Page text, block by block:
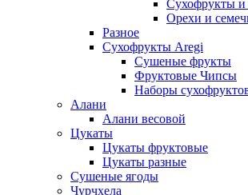
Сухофрукты и
Орехи и
Разное
Сухофрукты Aregi
Сушеные фрукты
Фруктовые Чипсы
Наборы
Алани
Алани весовой
Цукаты
Цукаты фруктовые
Цукаты разные
Сушеные ягоды
Чурчхела